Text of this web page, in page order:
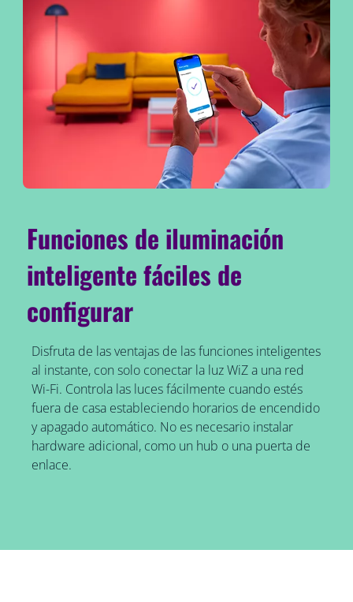
Funciones de iluminación
inteligente fáciles de
configurar
Disfruta de las ventajas de las funciones inteligentes
al instante, con solo conectar la luz WiZ a una red
Wi-Fi. Controla las luces fácilmente cuando estés
fuera de casa estableciendo horarios de encendido
y apagado automático. No es necesario instalar
hardware adicional, como un hub o una puerta de
enlace.